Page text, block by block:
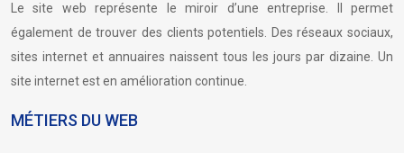
Le site web représente le miroir d’une entreprise. Il permet
également de trouver des clients potentiels. Des réseaux sociaux,
sites internet et annuaires naissent tous les jours par dizaine. Un
site internet est en amélioration continue.
MÉTIERS DU WEB